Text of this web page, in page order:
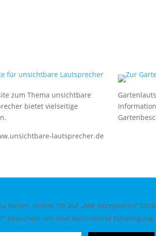
zum Thema unsichtbare
bietet vielseitige
lautsprecher.de
Indem Sie auf „Alle akzeptieren“
besuchen, um eine kontrollierte